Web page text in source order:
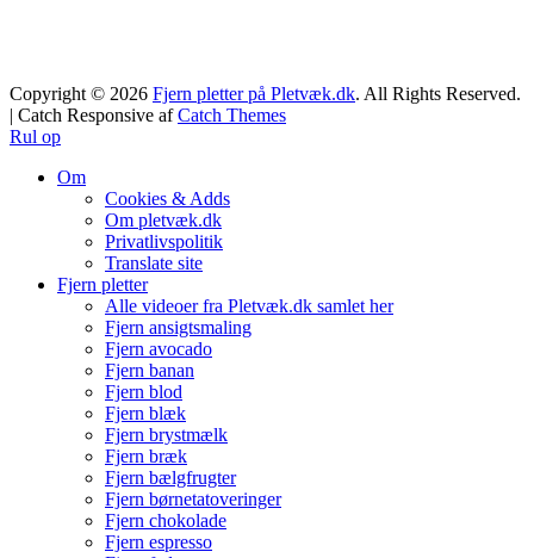
Copyright © 2026 Fjern pletter på Pletvæk.dk. All Rights Reserved.
| Catch Responsive afCatch Themes
Rul op
Om
Cookies & Adds
Om pletvæk.dk
Privatlivspolitik
Translate site
Fjern pletter
Alle videoer fra Pletvæk.dk samlet her
Fjern ansigtsmaling
Fjern avocado
Fjern banan
Fjern blod
Fjern blæk
Fjern brystmælk
Fjern bræk
Fjern bælgfrugter
Fjern børnetatoveringer
Fjern chokolade
Fjern espresso